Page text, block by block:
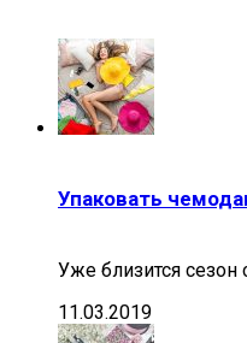
Упаковать
Уже близится сезон
11.03.2019